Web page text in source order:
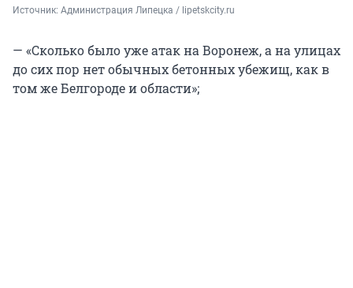
Источник: Администрация Липецка / lipetskcity.ru
— «Сколько было уже атак на Воронеж, а на улицах
до сих пор нет обычных бетонных убежищ, как в
том же Белгороде и области»;